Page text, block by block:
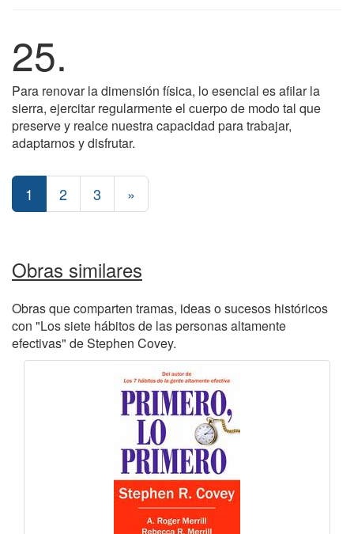
25.
Para renovar la dimensión física, lo esencial es afilar la
sierra, ejercitar regularmente el cuerpo de modo tal que
preserve y realce nuestra capacidad para trabajar,
adaptarnos y disfrutar.
1 2 3 »
Obras similares
Obras que comparten tramas, ideas o sucesos históricos
con "Los siete hábitos de las personas altamente
efectivas" de Stephen Covey.